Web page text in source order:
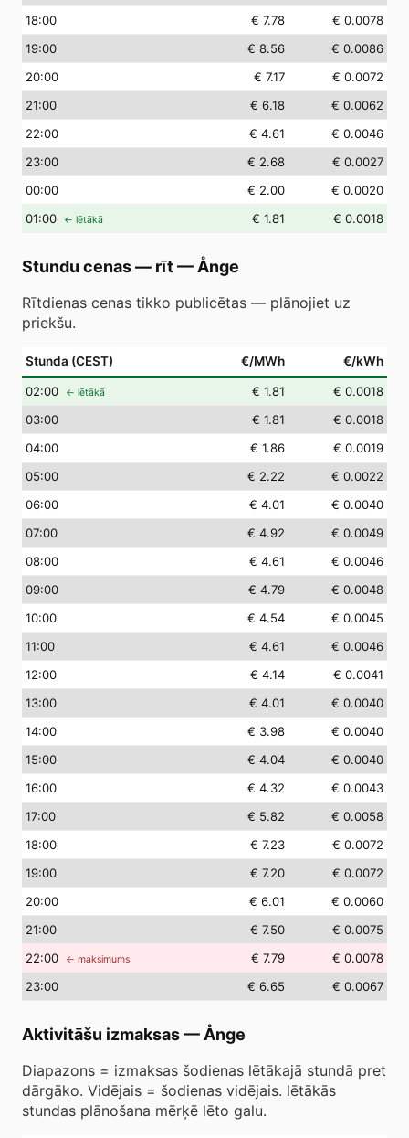
18:00 € 7.78
€ 0.0078
19:00 € 8.56
€ 0.0086
20:00 € 7.17
€ 0.0072
21:00 € 6.18
€ 0.0062
22:00 € 4.61
€ 0.0046
23:00 € 2.68
€ 0.0027
00:00 € 2.00
€ 0.0020
01:00 ← lētākā € 1.81 € 0.0018
Stundu cenas — rīt— Ånge
Rītdienas cenas tikko publicētas — plānojiet uz
priekšu.
Stunda (CEST) €/MWh €/kWh
02:00 ← lētākā € 1.81
€ 0.0018
03:00 € 1.81
€ 0.0018
04:00 € 1.86
€ 0.0019
05:00 € 2.22
€ 0.0022
06:00 € 4.01
€ 0.0040
07:00 € 4.92
€ 0.0049
08:00 € 4.61
€ 0.0046
09:00 € 4.79
€ 0.0048
10:00 € 4.54
€ 0.0045
11:00 € 4.61
€ 0.0046
12:00 € 4.14
€ 0.0041
13:00 € 4.01
€ 0.0040
14:00 € 3.98
€ 0.0040
15:00 € 4.04
€ 0.0040
16:00 € 4.32
€ 0.0043
17:00 € 5.82
€ 0.0058
18:00 € 7.23
€ 0.0072
19:00 € 7.20
€ 0.0072
20:00 € 6.01
€ 0.0060
21:00 € 7.50
€ 0.0075
22:00 ← maksimums € 7.79
€ 0.0078
23:00 € 6.65 € 0.0067
Aktivitāšu izmaksas— Ånge
Diapazons = izmaksas šodienas lētākajā stundā pret
dārgāko. Vidējais = šodienas vidējais. lētākās
stundas plānošana mērķē lēto galu.